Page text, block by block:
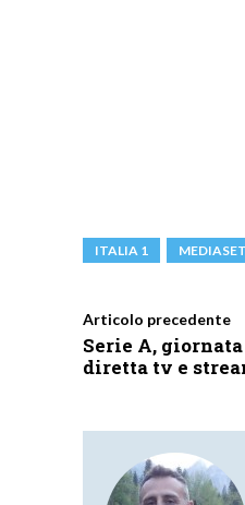
ITALIA 1 MEDIASET
Articolo precedente
Serie A,
diretta tv e